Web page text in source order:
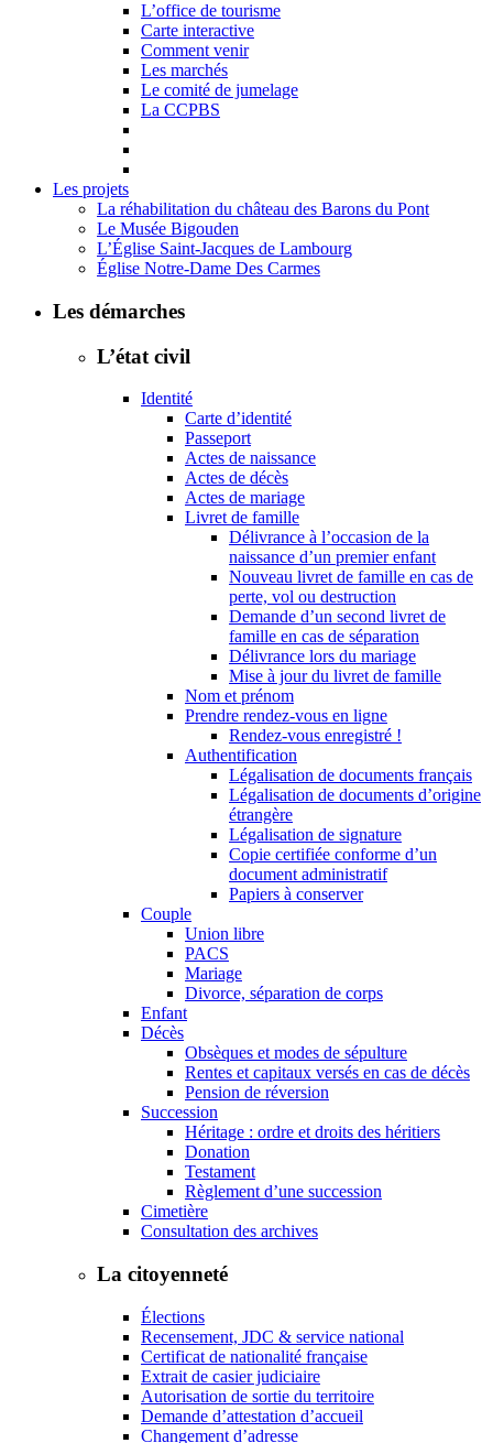
L’office de tourisme
Carte interactive
Comment venir
Les marchés
Le comité de jumelage
La CCPBS
Les projets
La réhabilitation du château des Barons du Pont
Le Musée Bigouden
L’Église Saint-Jacques de Lambourg
Église Notre-Dame Des Carmes
Les démarches
L’état civil
Identité
Carte d’identité
Passeport
Actes de naissance
Actes de décès
Actes de mariage
Livret de famille
Délivrance à l’occasion de la
naissance d’un premier enfant
Nouveau livret de famille en cas de
perte, vol ou destruction
Demande d’un second livret de
famille en cas de séparation
Délivrance lors du mariage
Mise à jour du livret de famille
Nom et prénom
Prendre rendez-vous en ligne
Rendez-vous enregistré !
Authentification
Légalisation de documents français
Légalisation de documents d’origine
étrangère
Légalisation de signature
Copie certifiée conforme d’un
document administratif
Papiers à conserver
Couple
Union libre
PACS
Mariage
Divorce, séparation de corps
Enfant
Décès
Obsèques et modes de sépulture
Rentes et capitaux versés en cas de décès
Pension de réversion
Succession
Héritage : ordre et droits des héritiers
Donation
Testament
Règlement d’une succession
Cimetière
Consultation des archives
La citoyenneté
Élections
Recensement, JDC & service national
Certificat de nationalité française
Extrait de casier judiciaire
Autorisation de sortie du territoire
Demande d’attestation d’accueil
Changement d’adresse